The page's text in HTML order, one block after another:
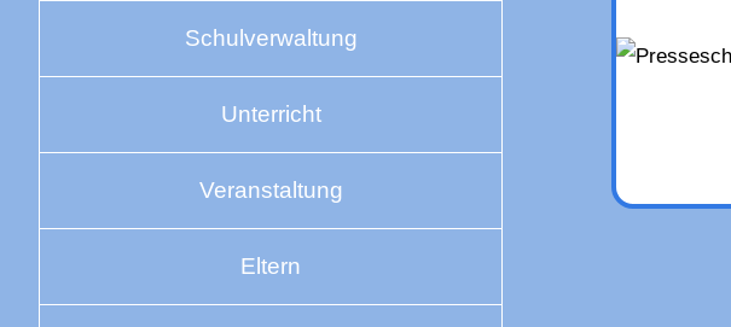
Schulverwaltung
Unterricht
Veranstaltung
Eltern